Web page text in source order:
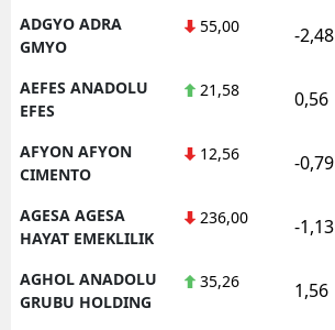
ADGYO ADRA
GMYO
55,00 -2,48
AEFES ANADOLU
EFES
21,58 0,56
AFYON AFYON
CIMENTO
12,56 -0,79
AGESA AGESA
HAYAT EMEKLILIK
236,00 -1,13
AGHOL ANADOLU
GRUBU HOLDING
35,26 1,56